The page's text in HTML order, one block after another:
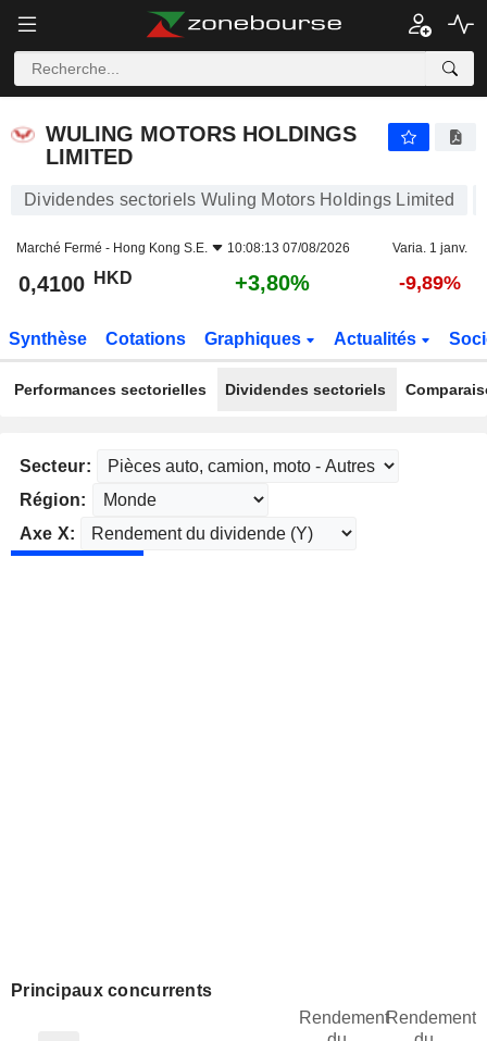
WULING MOTORS HOLDINGS
LIMITED
Dividendes sectoriels Wuling Motors Holdings Limited
Marché Fermé - Hong Kong S.E. 10:08:13 07/08/2026 Varia. 1 janv.
0,4100 HKD +3,80% -9,89%
Synthèse Cotations Graphiques Actualités
Performances sectorielles Dividendes sectoriels
Secteur:
Région:
Axe X:
Principaux concurrents
RendementRendement